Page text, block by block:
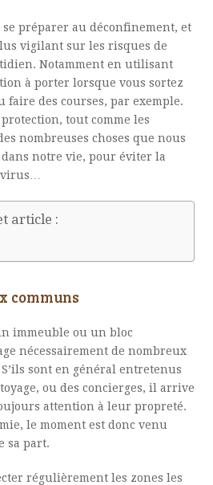
préparer au déconfinement, et
vigilant sur les risques de
Notamment en utilisant
à porter lorsque vous sortez
des courses, par exemple.
tout comme les
nombreuses choses que nous
notre vie, pour éviter la
article :
communs
immeuble ou un bloc
nécessairement de nombreux
sont en général entretenus
ou des concierges, il arrive
attention à leur propreté.
le moment est donc venu
sa part.
régulièrement les zones les